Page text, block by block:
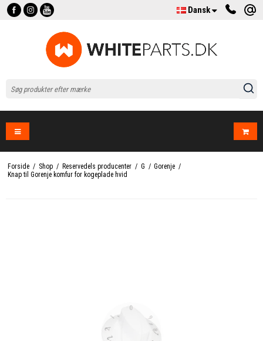
Dansk
Forside / Shop / Reservedels producenter / G / Gorenje /
Knap til Gorenje komfur for kogeplade hvid